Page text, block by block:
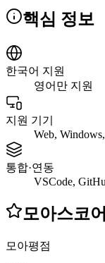
핵심 정보
한국어 지원
영어만 지원
지원 기기
Web,
통합·연동
VSCode,
모아스코어
모아평점